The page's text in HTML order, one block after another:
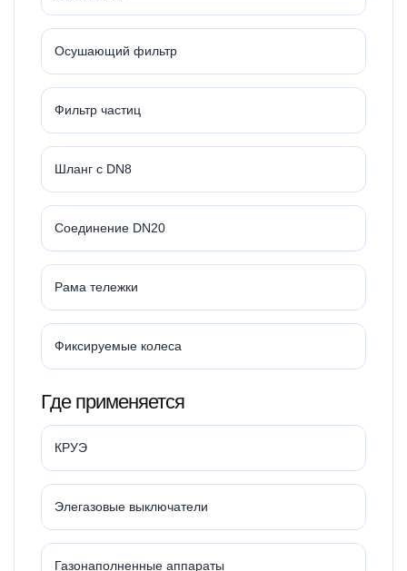
Осушающий фильтр
Фильтр частиц
Шланг с DN8
Соединение DN20
Рама тележки
Фиксируемые колеса
Где применяется
КРУЭ
Элегазовые выключатели
Газонаполненные аппараты